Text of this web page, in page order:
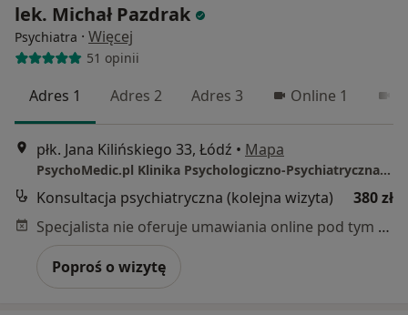
lek. Michał Pazdrak
Psychiatra · Więcej
51 opinii
Adres 1 Adres 2 Adres 3 Online 1
płk. Jana Kilińskiego 33, Łódź • Mapa
PsychoMedic.pl Klinika Psychologiczno-Psychiatryczna Łódź (ul. Kilińskiego 33, Śródmieście)
Konsultacja psychiatryczna (kolejna wizyta)
380 zł
Specjalista nie oferuje umawiania online pod tym adresem.
Poproś o wizytę